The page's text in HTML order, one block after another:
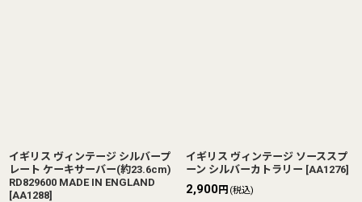
イギリス ヴィンテージ シルバープ
レート ケーキサーバー(約23.6cm)
RD829600 MADE IN ENGLAND
[AA1288]
イギリス ヴィンテージ ソーススプ
ーン シルバーカトラリー [AA1276]
2,900円 (税込)